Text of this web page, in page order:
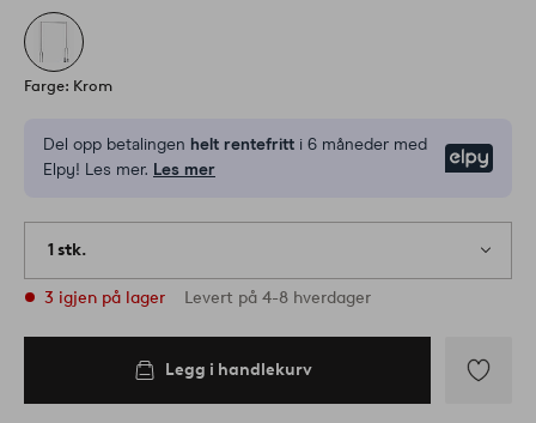
Farge: Krom
Del opp betalingen helt rentefritt i 6 måneder med
Elpy! Les mer. Les mer
1 stk.
3 igjen på lager Levert på 4-8 hverdager
Legg i handlekurv